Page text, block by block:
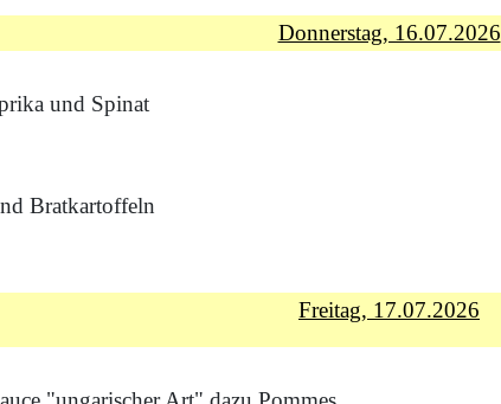
Donnerstag, 16.07.2026
und Spinat
Bratkartoffeln
Freitag, 17.07.2026